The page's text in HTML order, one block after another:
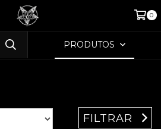
0
PRODUTOS
FILTRAR